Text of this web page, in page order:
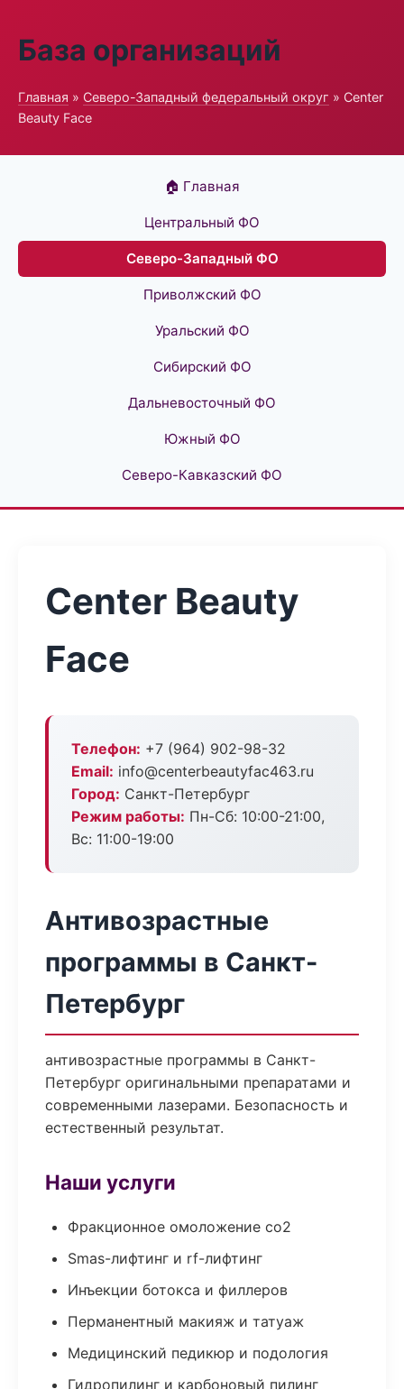
База организаций
Главная » Северо-Западный федеральный округ » Center
Beauty Face
🏠 Главная
Центральный ФО
Северо-Западный ФО
Приволжский ФО
Уральский ФО
Сибирский ФО
Дальневосточный ФО
Южный ФО
Северо-Кавказский ФО
Center Beauty
Face
Телефон: +7 (964) 902-98-32
Email: info@centerbeautyfac463.ru
Город: Санкт-Петербург
Режим работы: Пн-Сб: 10:00-21:00,
Вс: 11:00-19:00
Антивозрастные
программы в Санкт-
Петербург
антивозрастные программы в Санкт-
Петербург оригинальными препаратами и
современными лазерами. Безопасность и
естественный результат.
Наши услуги
Фракционное омоложение co2
Smas-лифтинг и rf-лифтинг
Инъекции ботокса и филлеров
Перманентный макияж и татуаж
Медицинский педикюр и подология
Гидропилинг и карбоновый пилинг